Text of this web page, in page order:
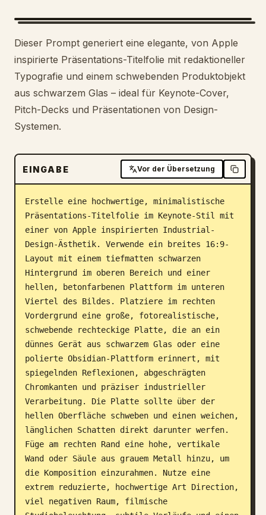
Dieser Prompt generiert eine elegante, von Apple
inspirierte Präsentations-Titelfolie mit redaktioneller
Typografie und einem schwebenden Produktobjekt
aus schwarzem Glas – ideal für Keynote-Cover,
Pitch-Decks und Präsentationen von Design-
Systemen.
EINGABE Vor der Übersetzung
Erstelle eine hochwertige, minimalistische
Präsentations-Titelfolie im Keynote-Stil mit
einer von Apple inspirierten Industrial-
Design-Ästhetik. Verwende ein breites 16:9-
Layout mit einem tiefmatten schwarzen
Hintergrund im oberen Bereich und einer
hellen, betonfarbenen Plattform im unteren
Viertel des Bildes. Platziere im rechten
Vordergrund eine große, fotorealistische,
schwebende rechteckige Platte, die an ein
dünnes Gerät aus schwarzem Glas oder eine
polierte Obsidian-Plattform erinnert, mit
spiegelnden Reflexionen, abgeschrägten
Chromkanten und präziser industrieller
Verarbeitung. Die Platte sollte über der
hellen Oberfläche schweben und einen weichen,
länglichen Schatten direkt darunter werfen.
Füge am rechten Rand eine hohe, vertikale
Wand oder Säule aus grauem Metall hinzu, um
die Komposition einzurahmen. Nutze eine
extrem reduzierte, hochwertige Art Direction,
viel negativen Raum, filmische